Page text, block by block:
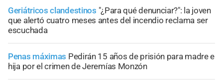
Geriátricos clandestinos "¿Para qué denunciar?": la joven
que alertó cuatro meses antes del incendio reclama ser
escuchada
Penas máximas Pedirán 15 años de prisión para madre e
hija por el crimen de Jeremías Monzón